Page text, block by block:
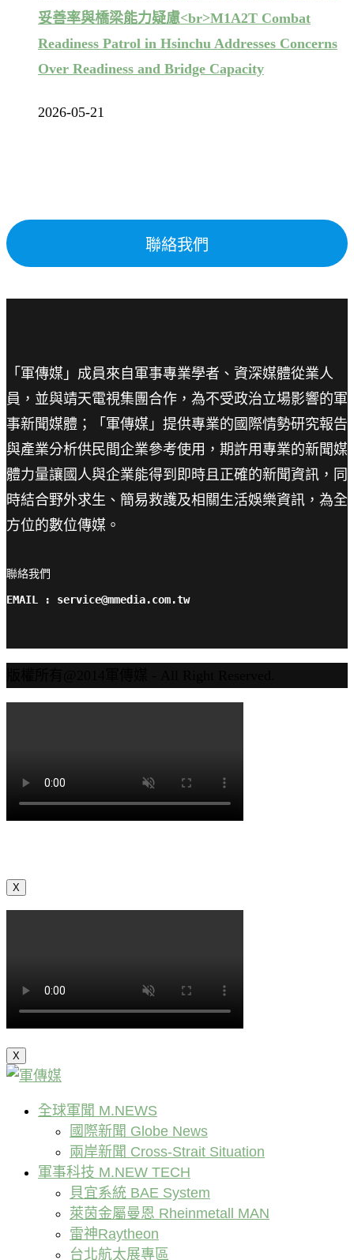
妥善率與橋梁能力疑慮<br>M1A2T Combat
Readiness Patrol in Hsinchu Addresses Concerns
Over Readiness and Bridge Capacity
2026-05-21
聯絡我們
「軍傳媒」成員來自軍事專業學者、資深媒體從業人
員，並與靖天電視集團合作，為不受政治立場影響的軍
事新聞媒體；「軍傳媒」提供專業的國際情勢研究報告
與產業分析供民間企業參考使用，期許用專業的新聞媒
體力量讓國人與企業能得到即時且正確的新聞資訊，同
時結合野外求生、簡易救護及相關生活娛樂資訊，為全
方位的數位傳媒。
聯絡我們
EMAIL : service@mmedia.com.tw
X
X
全球軍聞 M.NEWS
國際新聞 Globe News
兩岸新聞 Cross-Strait Situation
軍事科技 M.NEW TECH
貝宜系統 BAE System
萊茵金屬曼恩 Rheinmetall MAN
雷神Raytheon
台北航太展專區